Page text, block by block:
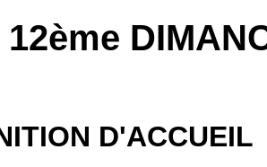
12ème
D'ACCUEIL